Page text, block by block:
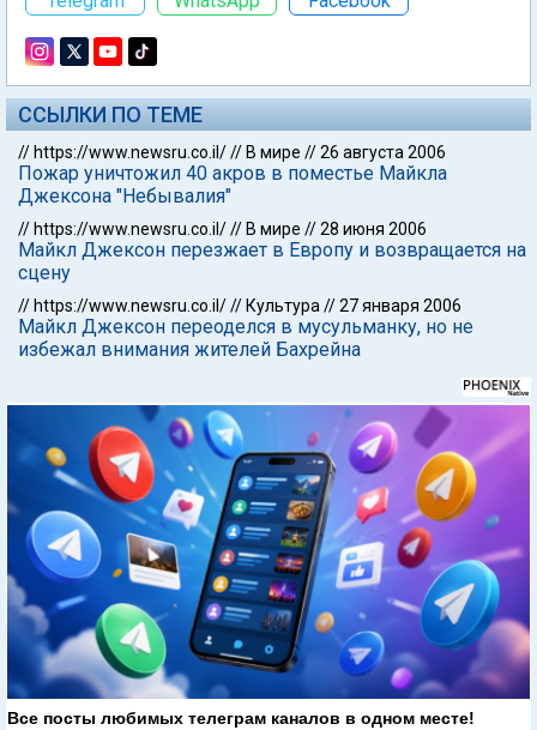
ССЫЛКИ ПО ТЕМЕ
// https://www.newsru.co.il/// В мире //26 августа 2006
Пожар уничтожил 40 акров в поместье Майкла
Джексона "Небывалия"
// https://www.newsru.co.il/// В мире //28 июня 2006
Майкл Джексон перезжает в Европу и возвращается на
сцену
// https://www.newsru.co.il/// Культура //27 января 2006
Майкл Джексон переоделся в мусульманку, но не
избежал внимания жителей Бахрейна
Все посты любимых телеграм каналов в одном месте!